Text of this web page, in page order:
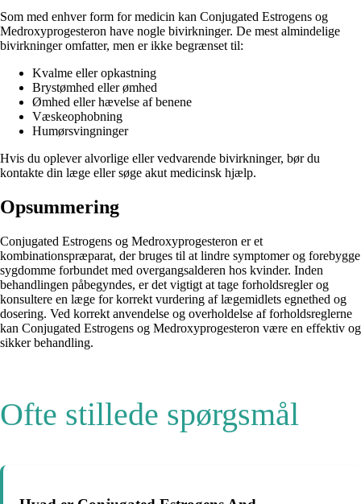
Som med enhver form for medicin kan Conjugated Estrogens og
Medroxyprogesteron have nogle bivirkninger. De mest almindelige
bivirkninger omfatter, men er ikke begrænset til:
Kvalme eller opkastning
Brystømhed eller ømhed
Ømhed eller hævelse af benene
Væskeophobning
Humørsvingninger
Hvis du oplever alvorlige eller vedvarende bivirkninger, bør du
kontakte din læge eller søge akut medicinsk hjælp.
Opsummering
Conjugated Estrogens og Medroxyprogesteron er et
kombinationspræparat, der bruges til at lindre symptomer og forebygge
sygdomme forbundet med overgangsalderen hos kvinder. Inden
behandlingen påbegyndes, er det vigtigt at tage forholdsregler og
konsultere en læge for korrekt vurdering af lægemidlets egnethed og
dosering. Ved korrekt anvendelse og overholdelse af forholdsreglerne
kan Conjugated Estrogens og Medroxyprogesteron være en effektiv og
sikker behandling.
Ofte stillede spørgsmål